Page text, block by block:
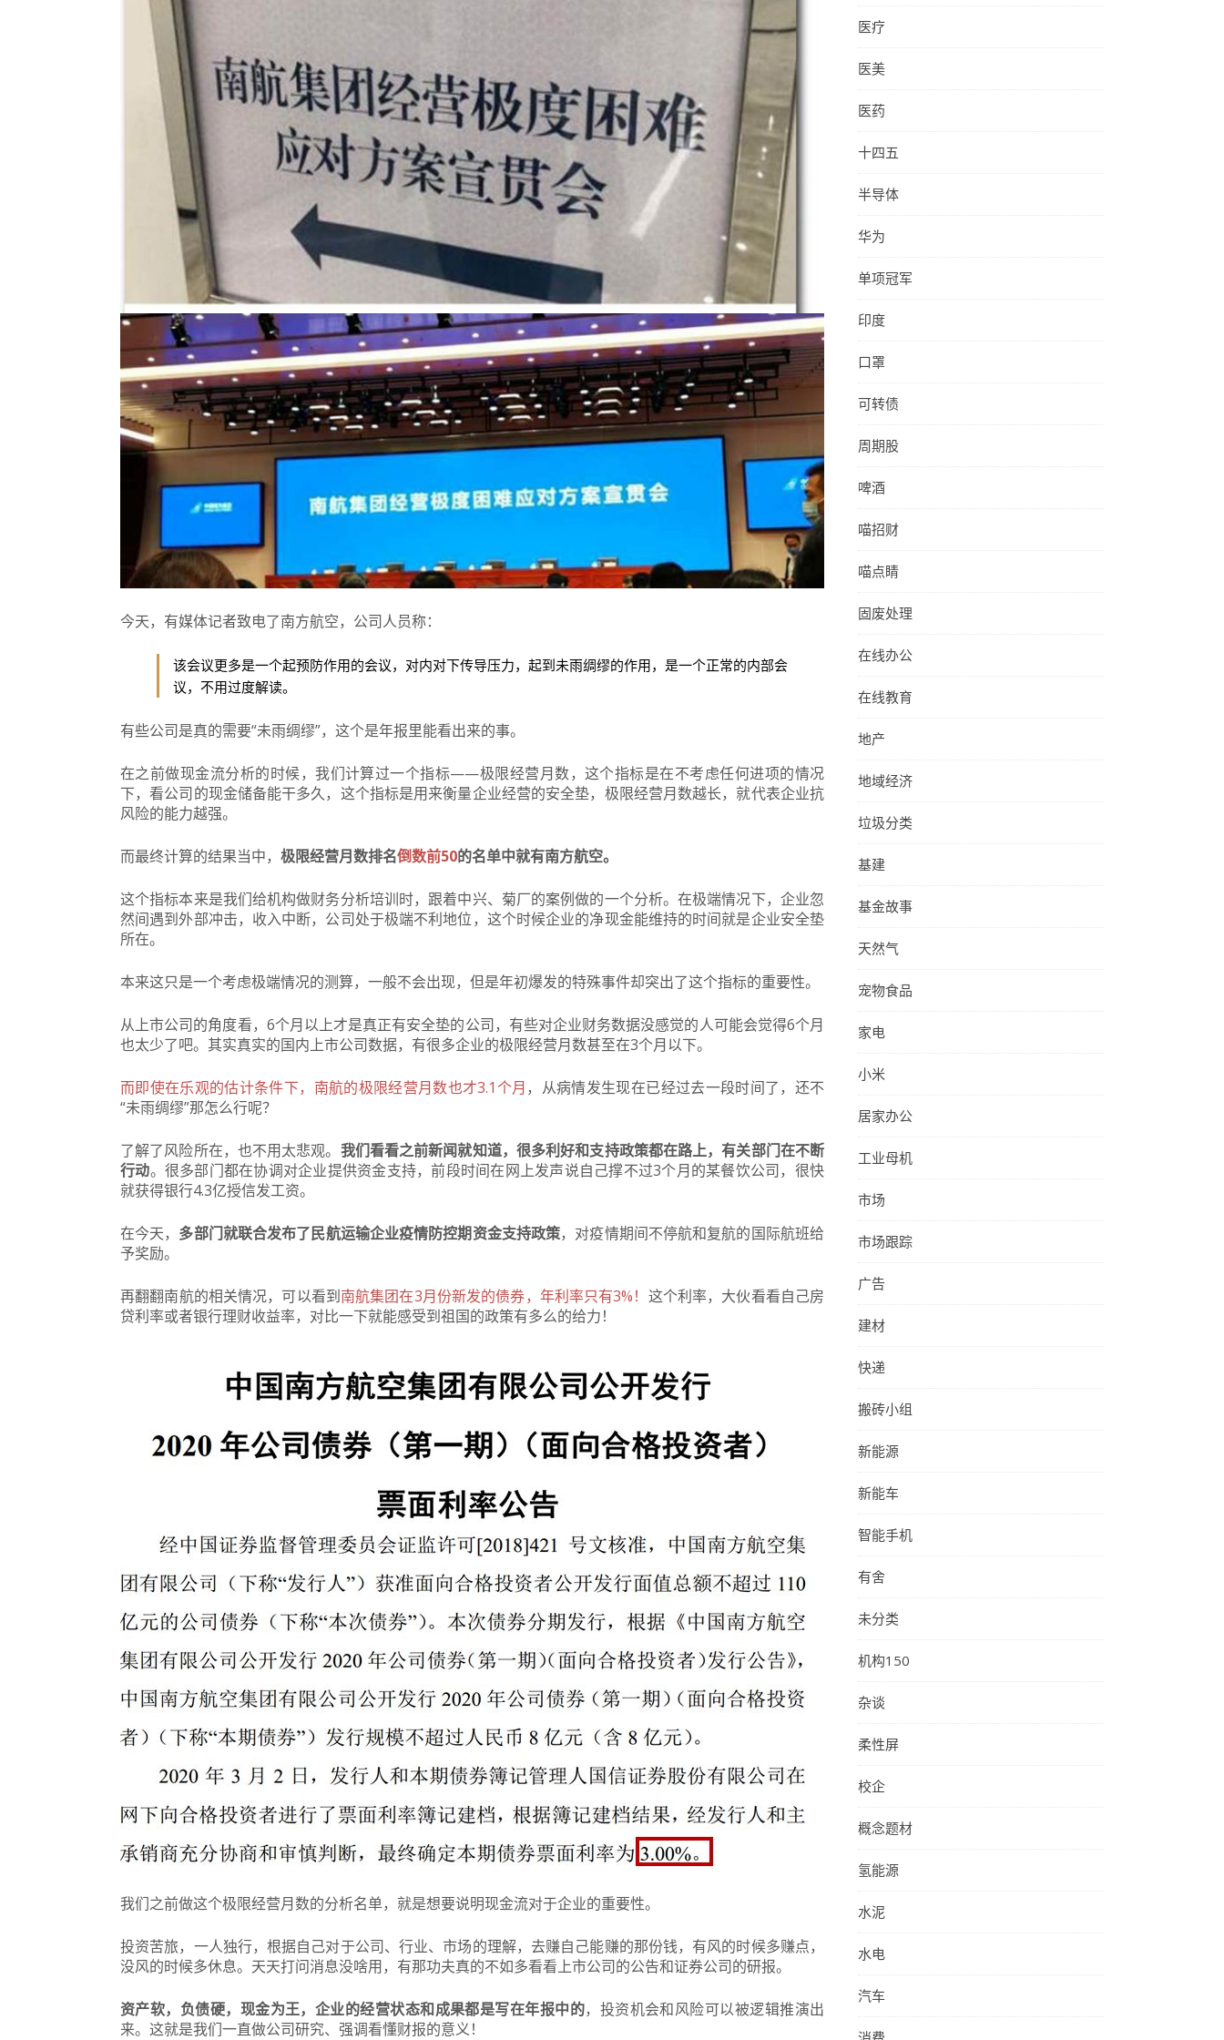
今天，有媒体记者致电了南方航空，公司人员称：
该会议更多是一个起预防作用的会议，对内对下传导压力，起到未雨绸缪的作用，是一个正常的内部会
议，不用过度解读。
有些公司是真的需要“未雨绸缪”，这个是年报里能看出来的事。
在之前做现金流分析的时候，我们计算过一个指标——极限经营月数，这个指标是在不考虑任何进项的情况
下，看公司的现金储备能干多久，这个指标是用来衡量企业经营的安全垫，极限经营月数越长，就代表企业抗
风险的能力越强。
而最终计算的结果当中， 极限经营月数排名倒数前50的名单中就有南方航空。
这个指标本来是我们给机构做财务分析培训时，跟着中兴、菊厂的案例做的一个分析。在极端情况下，企业忽
然间遇到外部冲击，收入中断，公司处于极端不利地位，这个时候企业的净现金能维持的时间就是企业安全垫
所在。
本来这只是一个考虑极端情况的测算，一般不会出现，但是年初爆发的特殊事件却突出了这个指标的重要性。
从上市公司的角度看，6个月以上才是真正有安全垫的公司，有些对企业财务数据没感觉的人可能会觉得6个月
也太少了吧。其实真实的国内上市公司数据，有很多企业的极限经营月数甚至在3个月以下。
而即使在乐观的估计条件下，南航的极限经营月数也才3.1个月 ，从病情发生现在已经过去一段时间了，还不
“未雨绸缪”那怎么行呢？
了解了风险所在，也不用太悲观。 我们看看之前新闻就知道，很多利好和支持政策都在路上，有关部门在不断
行动。很多部门都在协调对企业提供资金支持，前段时间在网上发声说自己撑不过3个月的某餐饮公司，很快
就获得银行4.3亿授信发工资。
在今天， 多部门就联合发布了民航运输企业疫情防控期资金支持政策，对疫情期间不停航和复航的国际航班给
予奖励。
再翻翻南航的相关情况，可以看到南航集团在3月份新发的债券，年利率只有3%！ 这个利率，大伙看看自己房
贷利率或者银行理财收益率，对比一下就能感受到祖国的政策有多么的给力！
我们之前做这个极限经营月数的分析名单，就是想要说明现金流对于企业的重要性。
投资苦旅，一人独行，根据自己对于公司、行业、市场的理解，去赚自己能赚的那份钱，有风的时候多赚点，
没风的时候多休息。天天打问消息没啥用，有那功夫真的不如多看看上市公司的公告和证券公司的研报。
资产软，负债硬，现金为王，企业的经营状态和成果都是写在年报中的，投资机会和风险可以被逻辑推演出
来。这就是我们一直做公司研究、强调看懂财报的意义！
医疗
医美
医药
十四五
半导体
华为
单项冠军
印度
口罩
可转债
周期股
啤酒
喵招财
喵点睛
固废处理
在线办公
在线教育
地产
地域经济
垃圾分类
基建
基金故事
天然气
宠物食品
家电
小米
居家办公
工业母机
市场
市场跟踪
广告
建材
快递
搬砖小组
新能源
新能车
智能手机
有舍
未分类
机构150
杂谈
柔性屏
校企
概念题材
氢能源
水泥
水电
汽车